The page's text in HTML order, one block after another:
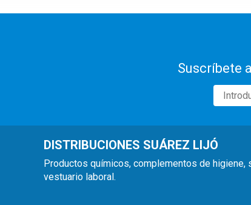
Suscríbete
DISTRIBUCIONES SUÁREZ LIJÓ
Productos químicos, complementos de
vestuario laboral.